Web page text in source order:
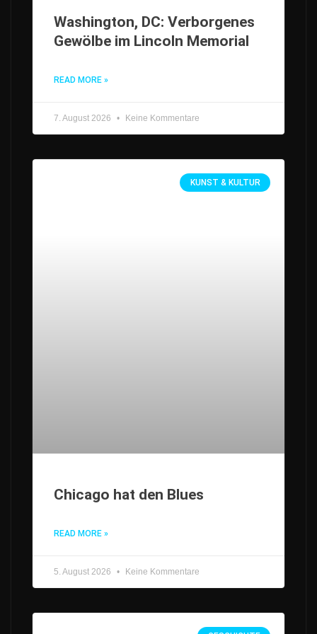
Washington, DC: Verborgenes
Gewölbe im Lincoln Memorial
READ MORE »
7. August 2026 Keine Kommentare
KUNST & KULTUR
Chicago hat den Blues
READ MORE »
5. August 2026 Keine Kommentare